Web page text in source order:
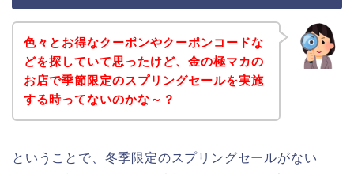
色々とお得なクーポンやクーポンコードな
どを探していて思ったけど、金の極マカの
お店で季節限定のスプリングセールを実施
する時ってないのかな～？
ということで、冬季限定のスプリングセールがない